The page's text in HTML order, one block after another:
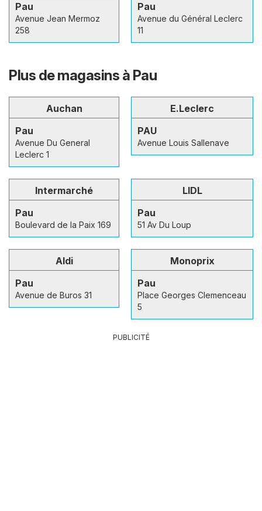
Pau
Avenue Jean Mermoz
258
Pau
Avenue du Général Leclerc
11
Plus de magasins à Pau
Auchan
Pau
Avenue Du General
Leclerc 1
E.Leclerc
PAU
Avenue Louis Sallenave
Intermarché
Pau
Boulevard de la Paix 169
LIDL
Pau
51 Av Du Loup
Aldi
Pau
Avenue de Buros 31
Monoprix
Pau
Place Georges Clemenceau
5
PUBLICITÉ